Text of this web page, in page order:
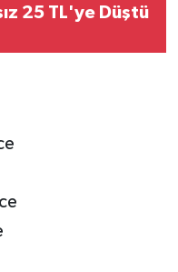
25 TL'ye Düştü